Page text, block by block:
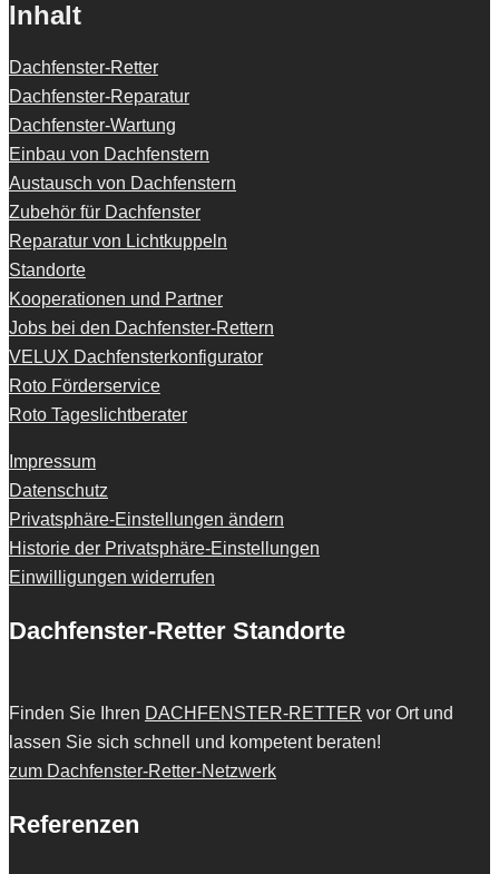
Inhalt
Dachfenster-Retter
Dachfenster-Reparatur
Dachfenster-Wartung
Einbau von Dachfenstern
Austausch von Dachfenstern
Zubehör für Dachfenster
Reparatur von Lichtkuppeln
Standorte
Kooperationen und Partner
Jobs bei den Dachfenster-Rettern
VELUX Dachfensterkonfigurator
Roto Förderservice
Roto Tageslichtberater
Impressum
Datenschutz
Privatsphäre-Einstellungen ändern
Historie der Privatsphäre-Einstellungen
Einwilligungen widerrufen
Dachfenster-Retter Standorte
Finden Sie Ihren DACHFENSTER-RETTER vor Ort und
lassen Sie sich schnell und kompetent beraten!
zum Dachfenster-Retter-Netzwerk
Referenzen